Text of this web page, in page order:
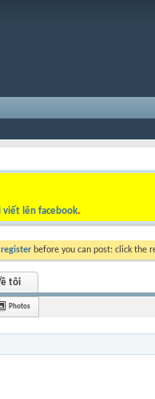
viết lên facebook.
register before you can post: click the
tôi
Photos